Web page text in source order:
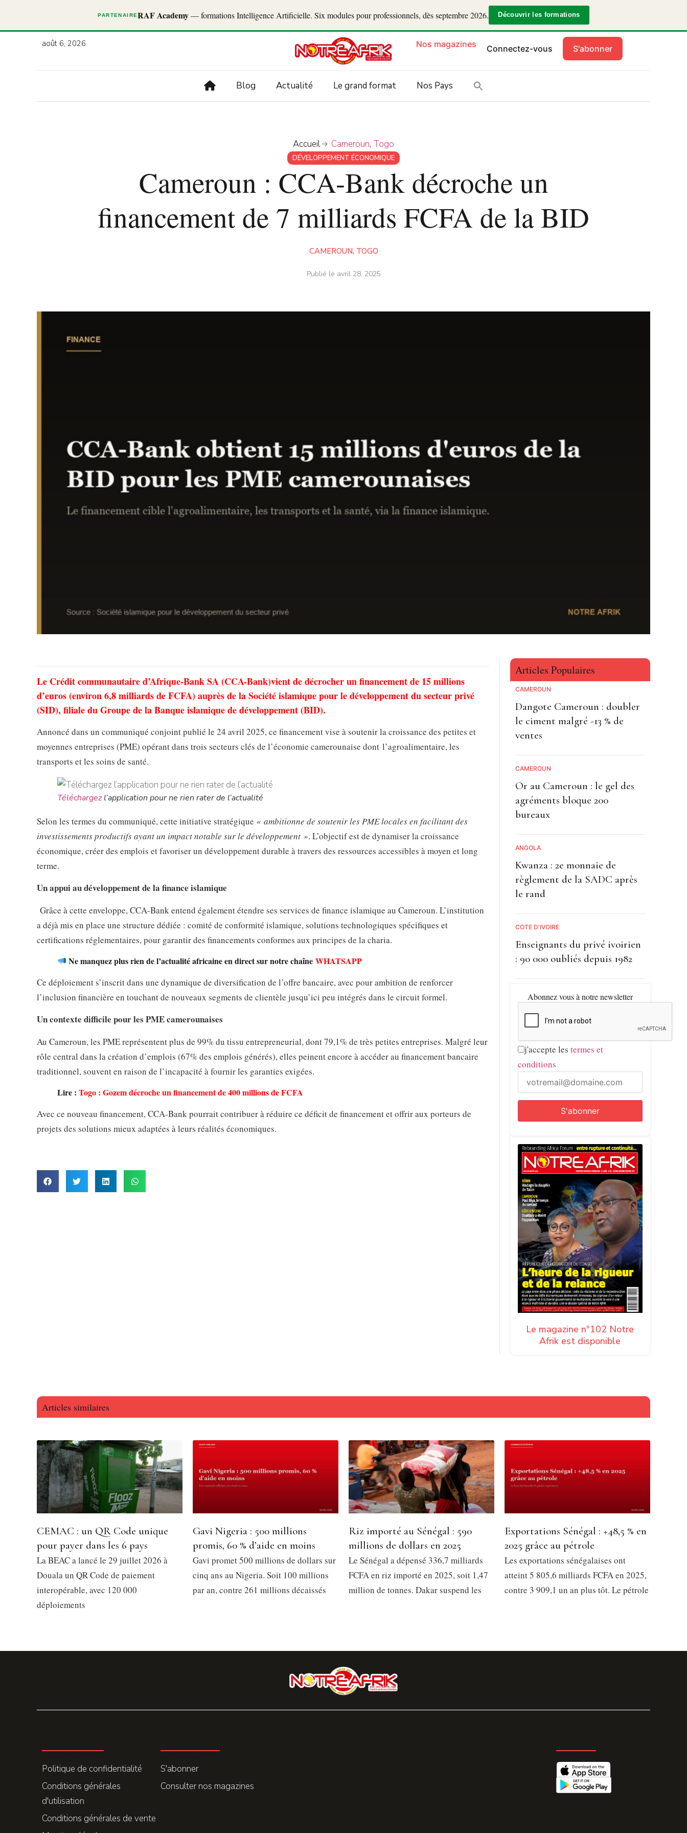
PARTENAIRERAF Academy— formations Intelligence Artificielle. Six modules pour professionnels, dès septembre 2026. Découvrir les formations
août 6, 2026 Nos magazines Connectez-vous S'abonner
Blog Actualité Le grand format Nos Pays
Accueil Cameroun, Togo
DÉVELOPPEMENT ÉCONOMIQUE
Cameroun : CCA-Bank décroche un
financement de 7 milliards FCFA de la BID
CAMEROUN, TOGO
Publié le avril 28, 2025
Le Crédit communautaire d’Afrique-Bank SA (CCA-Bank)vient de décrocher un financement de 15 millions
d’euros (environ 6,8 milliards de FCFA) auprès de la Société islamique pour le développement du secteur privé
(SID), filiale du Groupe de la Banque islamique de développement (BID).
Annoncé dans un communiqué conjoint publié le 24 avril 2025, ce financement vise à soutenir la croissance des petites et
moyennes entreprises (PME) opérant dans trois secteurs clés de l’économie camerounaise dont l’agroalimentaire, les
transports et les soins de santé.
Téléchargezl’application pour ne rien rater de l’actualité
Selon les termes du communiqué, cette initiative stratégique « ambitionne de soutenir les PME locales en facilitant des
investissements productifs ayant un impact notable sur le développement ». L’objectif est de dynamiser la croissance
économique, créer des emplois et favoriser un développement durable à travers des ressources accessibles à moyen et long
terme.
Un appui au développement de la finance islamique
Grâce à cette enveloppe, CCA-Bank entend également étendre ses services de finance islamique au Cameroun. L’institution
a déjà mis en place une structure dédiée : comité de conformité islamique, solutions technologiques spécifiques et
certifications réglementaires, pour garantir des financements conformes aux principes de la charia.
Ne manquez plus rien de l’actualité africaine en direct sur notre chaîneWHATSAPP
Ce déploiement s’inscrit dans une dynamique de diversification de l’offre bancaire, avec pour ambition de renforcer
l’inclusion financière en touchant de nouveaux segments de clientèle jusqu’ici peu intégrés dans le circuit formel.
Un contexte difficile pour les PME camerounaises
Au Cameroun, les PME représentent plus de 99% du tissu entrepreneurial, dont 79,1% de très petites entreprises. Malgré leur
rôle central dans la création d’emplois (67% des emplois générés), elles peinent encore à accéder au financement bancaire
traditionnel, souvent en raison de l’incapacité à fournir les garanties exigées.
Lire : Togo : Gozem décroche un financement de 400 millions de FCFA
Avec ce nouveau financement, CCA-Bank pourrait contribuer à réduire ce déficit de financement et offrir aux porteurs de
projets des solutions mieux adaptées à leurs réalités économiques.
Articles Populaires
CAMEROUN
Dangote Cameroun : doubler
le ciment malgré -13 % de
ventes
CAMEROUN
Or au Cameroun : le gel des
agréments bloque 200
bureaux
ANGOLA
Kwanza : 2e monnaie de
règlement de la SADC après
le rand
CÔTE D'IVOIRE
Enseignants du privé ivoirien
: 90 000 oubliés depuis 1982
Abonnez vous à notre newsletter
j'accepte les termes et
conditions
Le magazine n°102 Notre
Afrik est disponible
Articles similaires
CEMAC : un QR Code unique
pour payer dans les 6 pays
La BEAC a lancé le 29 juillet 2026 à
Douala un QR Code de paiement
interopérable, avec 120 000
déploiements
Gavi Nigeria : 500 millions
promis, 60 % d’aide en moins
Gavi promet 500 millions de dollars sur
cinq ans au Nigeria. Soit 100 millions
par an, contre 261 millions décaissés
Riz importé au Sénégal : 590
millions de dollars en 2025
Le Sénégal a dépensé 336,7 milliards
FCFA en riz importé en 2025, soit 1,47
million de tonnes. Dakar suspend les
Exportations Sénégal : +48,5 % en
2025 grâce au pétrole
Les exportations sénégalaises ont
atteint 5 805,6 milliards FCFA en 2025,
contre 3 909,1 un an plus tôt. Le pétrole
Politique de confidentialité
Conditions générales
d'utilisation
Conditions générales de vente
S'abonner
Consulter nos magazines